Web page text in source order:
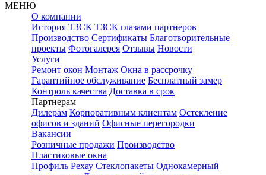
МЕНЮ
О компании
История ТЗСК ТЗСК глазами партнеров
Производство Сертификаты Благотворительные
проекты Фотогалерея Отзывы Новости
Услуги
Ремонт окон Монтаж Окна в рассрочку
Гарантийное обслуживание Бесплатный замер
Контроль качества Доставка в срок
Партнерам
Дилерам Корпоративным клиентам Остекление
офисов и зданий Офисные перегородки
Вакансии
Розничные продажи Производство
Пластиковые окна
Профиль Рехау Стеклопакеты Однокамерный